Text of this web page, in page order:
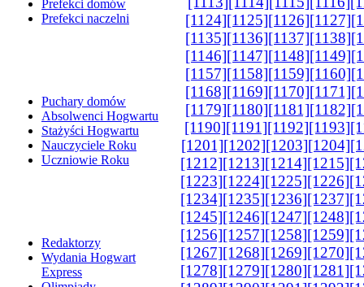
Prefekci domów
Prefekci naczelni
Puchary domów
Absolwenci Hogwartu
Stażyści Hogwartu
Nauczyciele Roku
Uczniowie Roku
Redaktorzy
Wydania Hogwart
Express
[1124][1125][1126][1127]
[1135][1136][1137][1138]
[1146][1147][1148][1149]
[1157][1158][1159][1160]
[1168][1169][1170][1171]
[1179][1180][1181][1182]
[1190][1191][1192][1193]
[1201][1202][1203][1204]
[1212][1213][1214][1215]
[1223][1224][1225][1226]
[1234][1235][1236][1237]
[1245][1246][1247][1248]
[1256][1257][1258][1259]
[1267][1268][1269][1270]
[1278][1279][1280][1281]